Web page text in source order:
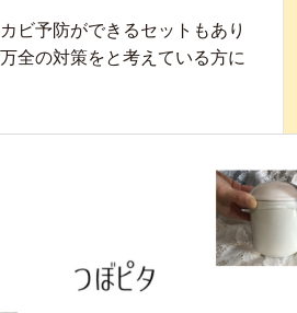
ビ予防ができるセットもあり
全の対策をと考えている方に